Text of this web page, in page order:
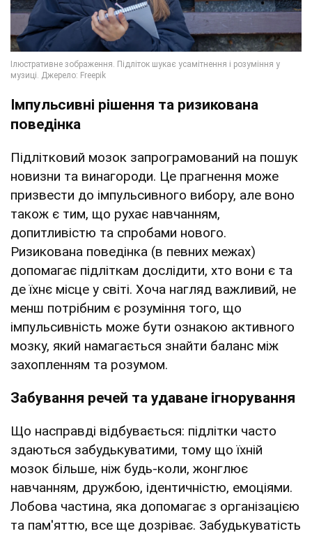
Імпульсивні рішення та ризикована
поведінка
Підлітковий мозок запрограмований на пошук
новизни та винагороди. Це прагнення може
призвести до імпульсивного вибору, але воно
також є тим, що рухає навчанням,
допитливістю та спробами нового.
Ризикована поведінка (в певних межах)
допомагає підліткам дослідити, хто вони є та
де їхнє місце у світі. Хоча нагляд важливий, не
менш потрібним є розуміння того, що
імпульсивність може бути ознакою активного
мозку, який намагається знайти баланс між
захопленням та розумом.
Забування речей та удаване ігнорування
Що насправді відбувається: підлітки часто
здаються забудькуватими, тому що їхній
мозок більше, ніж будь-коли, жонглює
навчанням, дружбою, ідентичністю, емоціями.
Лобова частина, яка допомагає з організацією
та пам'яттю, все ще дозріває. Забудькуватість